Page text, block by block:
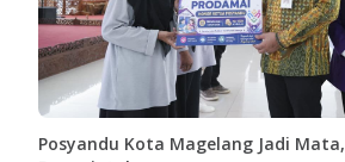
Posyandu Kota Magelang Jadi